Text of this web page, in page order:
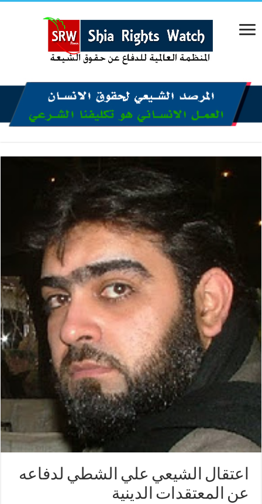
اعتقال الشيعي علي الشطي لدفاعه
عن المعتقدات الدينیة